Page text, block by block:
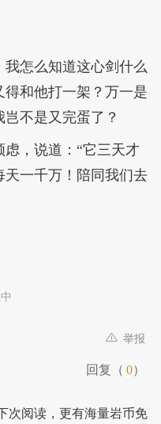
怎么知道这心剑什么
和他打一架？万一是
不是又完蛋了？
，说道：“它三天才
一千万！陪同我们去
举报
回复（ 0）
次阅读，更有海量岩币免